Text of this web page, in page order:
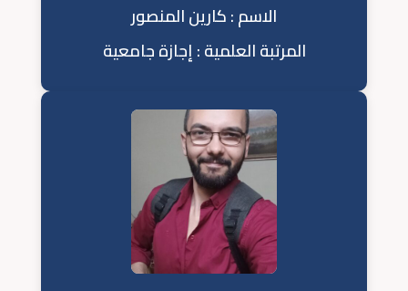
الاسم : كارين المنصور
المرتبة العلمية : إجازة جامعية